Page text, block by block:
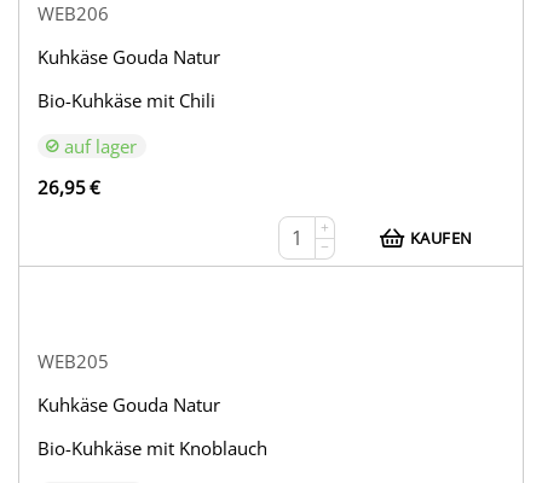
WEB206
Kuhkäse Gouda Natur
Bio-Kuhkäse mit Chili
auf lager
26,95€
+
−
KAUFEN
WEB205
Kuhkäse Gouda Natur
Bio-Kuhkäse mit Knoblauch